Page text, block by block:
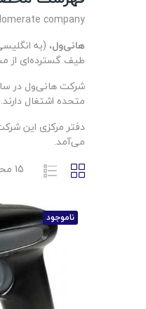
company
هانی‌ول
طیف گسترده‌ای از
متحده اشتغال دارند.
می‌آمد.
15 محصول وجود دارد
ناموجود